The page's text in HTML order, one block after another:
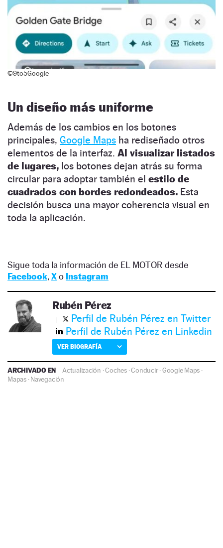
©9to5Google
Un diseño más uniforme
Además de los cambios en los botones
principales, Google Maps ha rediseñado otros
elementos de la interfaz. Al visualizar listados
de lugares, los botones dejan atrás su forma
circular para adoptar también el estilo de
cuadrados con bordes redondeados. Esta
decisión busca una mayor coherencia visual en
toda la aplicación.
Sigue toda la información de EL MOTOR desde
Facebook, Xo Instagram
Rubén Pérez
Perfil de Rubén Pérez en Twitter
Perfil de Rubén Pérez en Linkedin
VER BIOGRAFÍA
ARCHIVADO EN Actualización ·Coches·Conducir·Google Maps ·
Mapas·Navegación